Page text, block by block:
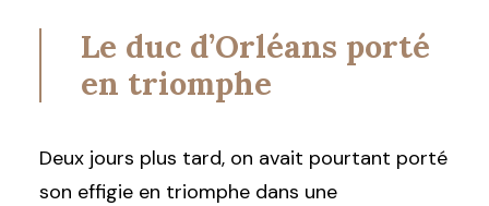
Le duc d’Orléans porté
en triomphe
Deux jours plus tard, on avait pourtant porté
son effigie en triomphe dans une